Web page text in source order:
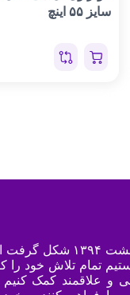
سایز ۵۵ اینچ
داستان پرهوم در اردیبهشت
تمام تلاش خود را
و علاقمند کمک کنیم